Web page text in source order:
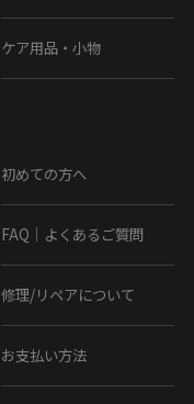
ケア用品・小物
初めての方へ
FAQ｜よくあるご質問
修理/リペアについて
お支払い方法